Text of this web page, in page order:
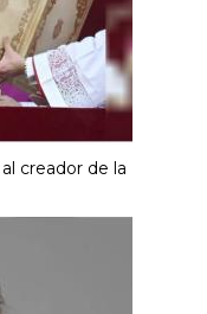
creador de la